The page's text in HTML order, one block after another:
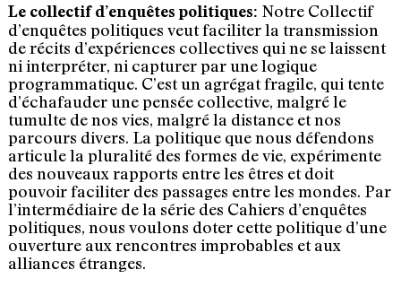
Le collectif d’enquêtes politiques: Notre Collectif
d’enquêtes politiques veut faciliter la transmission
de récits d’expériences collectives qui ne se laissent
ni interpréter, ni capturer par une logique
programmatique. C’est un agrégat fragile, qui tente
d’échafauder une pensée collective, malgré le
tumulte de nos vies, malgré la distance et nos
parcours divers. La politique que nous défendons
articule la pluralité des formes de vie, expérimente
des nouveaux rapports entre les êtres et doit
pouvoir faciliter des passages entre les mondes. Par
l’intermédiaire de la série des Cahiers d’enquêtes
politiques, nous voulons doter cette politique d’une
ouverture aux rencontres improbables et aux
alliances étranges.